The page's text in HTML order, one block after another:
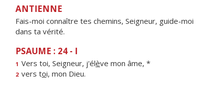
ANTIENNE
Fais-moi connaître tes chemins, Seigneur, guide-moi
dans ta vérité.
PSAUME : 24 - I
1 Vers toi, Seigneur, j'élève mon âme, *
2 vers toi, mon Dieu.